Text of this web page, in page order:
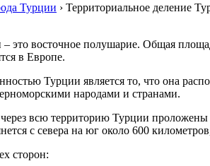
Турции › Территориальное деление
это восточное полушарие. Общая
в Европе.
Турции является то, что она
народами и странами.
всю территорию Турции
с севера на юг около 600
сторон: